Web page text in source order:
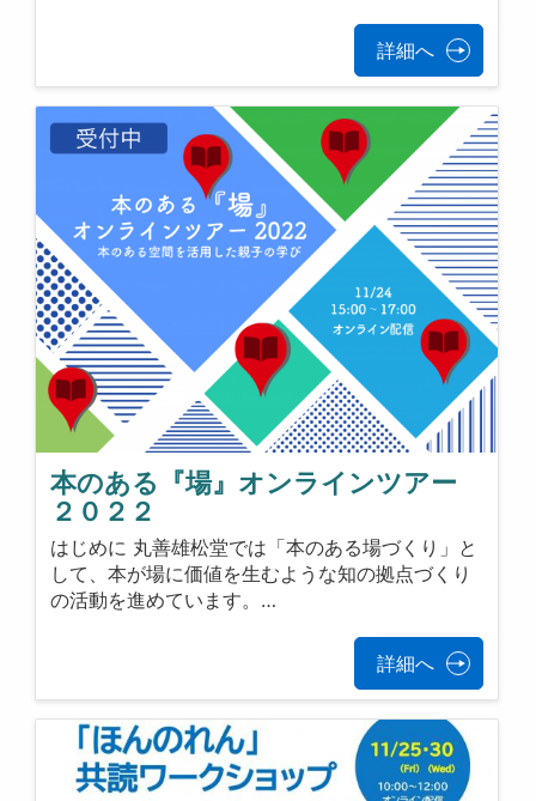
詳細へ
本のある『場』オンラインツアー
２０２２
はじめに 丸善雄松堂では「本のある場づくり」と
して、本が場に価値を生むような知の拠点づくり
の活動を進めています。…
詳細へ